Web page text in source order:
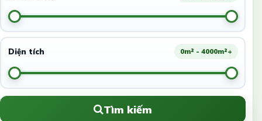
Diện tích 0m² - 4000m²+
Tìm kiếm